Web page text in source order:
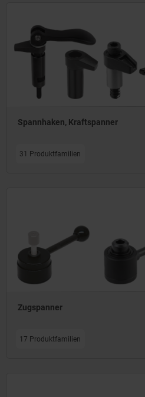
Spannhaken, Kraftspanner
31 Produktfamilien
Zugspanner
17 Produktfamilien